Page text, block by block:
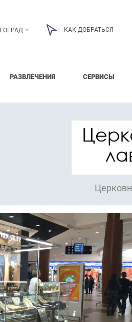
КАК ДОБРАТЬСЯ
РАЗВЛЕЧЕНИЯ СЕРВИСЫ